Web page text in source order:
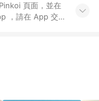
頁面，並在
，請在 App 交
惠，P coins，
請更新至